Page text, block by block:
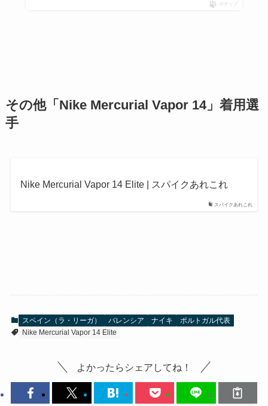
ポチップ
その他「Nike Mercurial Vapor 14」着用選
手
スパイクあれこれ
Nike Mercurial Vapor 14 Elite | スパイクあれこれ
スペイン（ラ・リーガ） バレンシア ナイキ
ポルトガル代表
Nike Mercurial Vapor 14 Elite
よかったらシェアしてね！